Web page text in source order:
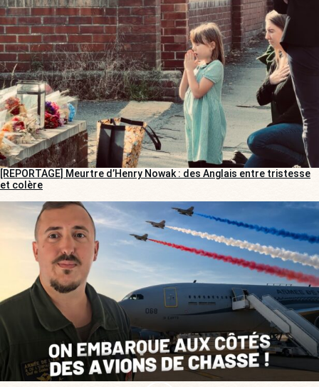
[REPORTAGE] Meurtre d’Henry Nowak : des Anglais entre tristesse
et colère